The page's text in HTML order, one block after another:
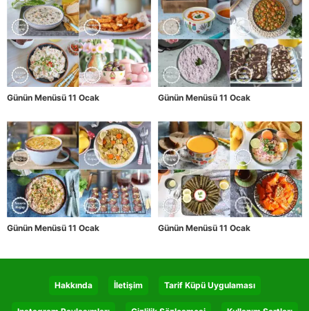
Günün Menüsü 11 Ocak Günün Menüsü 11 Ocak
Günün Menüsü 11 Ocak Günün Menüsü 11 Ocak
Hakkında İletişim Tarif Küpü Uygulaması